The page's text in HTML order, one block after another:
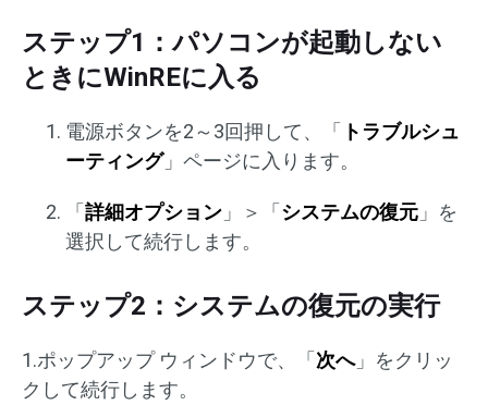
ステップ1：パソコンが起動しない
ときにWinREに入る
電源ボタンを2～3回押して、「 トラブルシュ
ーティング」ページに入ります。
「詳細オプション 」＞「システムの復元 」を
選択して続行します。
ステップ2：システムの復元の実行
1.ポップアップ ウィンドウで、「次へ」をクリッ
クして続行します。